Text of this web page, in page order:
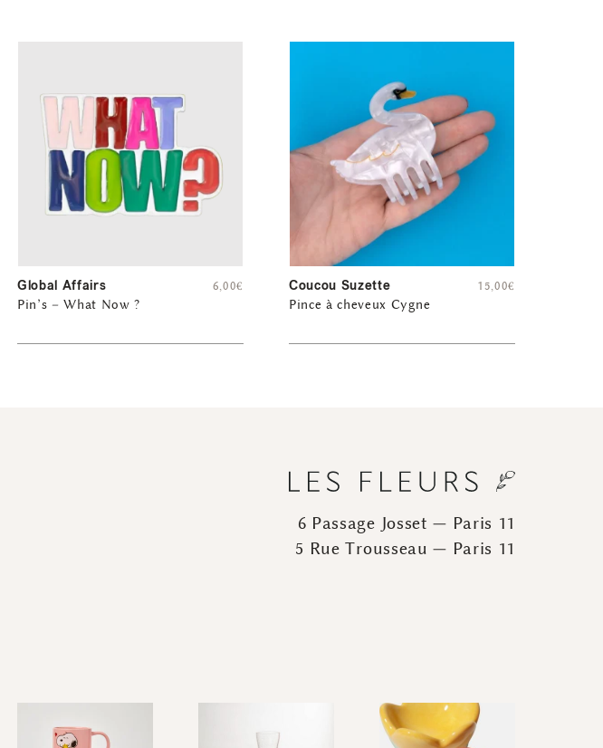
Global Affairs
Pin’s – What Now ?
6,00€ Coucou Suzette
Pince à cheveux Cygne
15,00€
6 Passage Josset — Paris 11
5 Rue Trousseau — Paris 11